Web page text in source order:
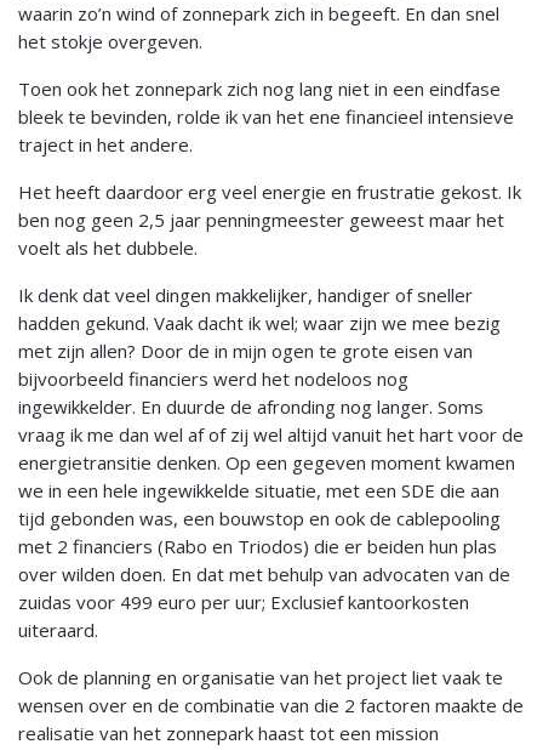
waarin zo’n wind of zonnepark zich in begeeft. En dan snel
het stokje overgeven.
Toen ook het zonnepark zich nog lang niet in een eindfase
bleek te bevinden, rolde ik van het ene financieel intensieve
traject in het andere.
Het heeft daardoor erg veel energie en frustratie gekost. Ik
ben nog geen 2,5 jaar penningmeester geweest maar het
voelt als het dubbele.
Ik denk dat veel dingen makkelijker, handiger of sneller
hadden gekund. Vaak dacht ik wel; waar zijn we mee bezig
met zijn allen? Door de in mijn ogen te grote eisen van
bijvoorbeeld financiers werd het nodeloos nog
ingewikkelder. En duurde de afronding nog langer. Soms
vraag ik me dan wel af of zij wel altijd vanuit het hart voor de
energietransitie denken. Op een gegeven moment kwamen
we in een hele ingewikkelde situatie, met een SDE die aan
tijd gebonden was, een bouwstop en ook de cablepooling
met 2 financiers (Rabo en Triodos) die er beiden hun plas
over wilden doen. En dat met behulp van advocaten van de
zuidas voor 499 euro per uur; Exclusief kantoorkosten
uiteraard.
Ook de planning en organisatie van het project liet vaak te
wensen over en de combinatie van die 2 factoren maakte de
realisatie van het zonnepark haast tot een mission